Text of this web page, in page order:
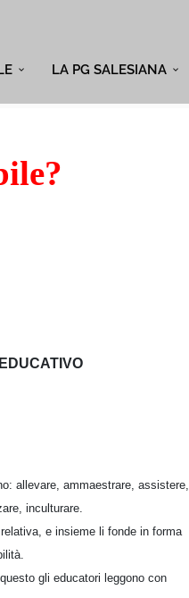
LA PG SALESIANA
allevare, ammaestrare, assistere,
inculturare.
e insieme li fonde in forma
gli educatori leggono con